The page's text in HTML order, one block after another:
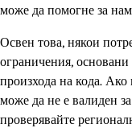
може да помогне за
Освен това, някои
ограничения,
произхода на кода. Ако
може да не е валиден
проверявайте